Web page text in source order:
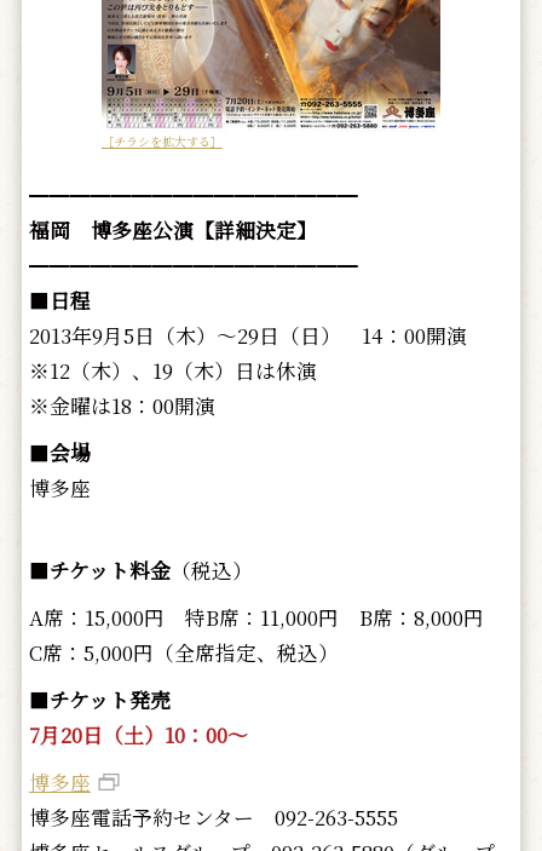
［チラシを拡大する］
━━━━━━━━━━━━━━━━
福岡 博多座公演【詳細決定】
━━━━━━━━━━━━━━━━
■ 日程
2013年9月5日（木）～29日（日） 14：00開演
※12（木）、19（木）日は休演
※金曜は18：00開演
■会場
博多座
■チケット料金（税込）
A席：15,000円 特B席：11,000円 B席：8,000円
C席：5,000円（全席指定、税込）
■チケット発売
7月20日（土）10：00～
博多座
博多座電話予約センター 092-263-5555